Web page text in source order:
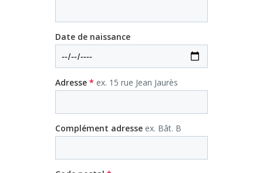
Date de naissance
Adresse * ex. 15 rue Jean Jaurès
Complément adresse ex. Bât. B